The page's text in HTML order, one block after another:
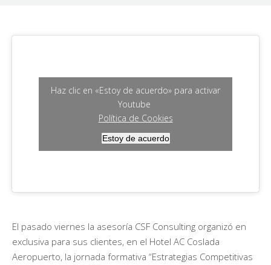
Haz clic en «Estoy de acuerdo» para activar
Youtube
Política de Cookies
Estoy de acuerdo
El pasado viernes la asesoría CSF Consulting organizó en
exclusiva para sus clientes, en el Hotel AC Coslada
Aeropuerto, la jornada formativa “Estrategias Competitivas